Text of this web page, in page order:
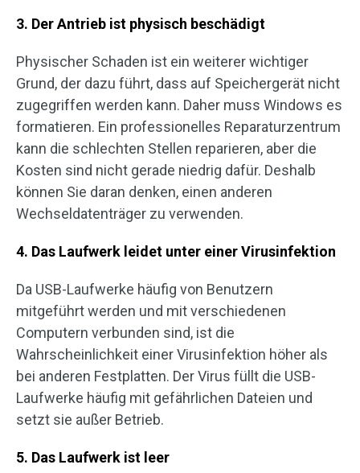
3. Der Antrieb ist physisch beschädigt
Physischer Schaden ist ein weiterer wichtiger
Grund, der dazu führt, dass auf Speichergerät nicht
zugegriffen werden kann. Daher muss Windows es
formatieren. Ein professionelles Reparaturzentrum
kann die schlechten Stellen reparieren, aber die
Kosten sind nicht gerade niedrig dafür. Deshalb
können Sie daran denken, einen anderen
Wechseldatenträger zu verwenden.
4. Das Laufwerk leidet unter einer Virusinfektion
Da USB-Laufwerke häufig von Benutzern
mitgeführt werden und mit verschiedenen
Computern verbunden sind, ist die
Wahrscheinlichkeit einer Virusinfektion höher als
bei anderen Festplatten. Der Virus füllt die USB-
Laufwerke häufig mit gefährlichen Dateien und
setzt sie außer Betrieb.
5. Das Laufwerk ist leer